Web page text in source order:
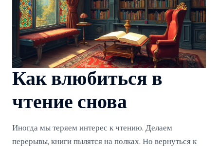
Как влюбиться в
чтение снова
Иногда мы теряем интерес к чтению. Делаем
перерывы, книги пылятся на полках. Но вернуться к